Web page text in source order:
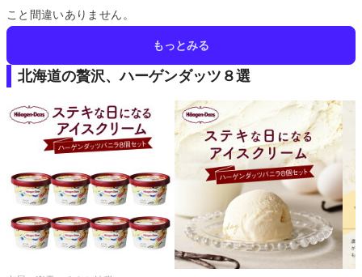
こと間違いありません。
もっとみる
北海道の贅沢、ハーゲンダッツ８選